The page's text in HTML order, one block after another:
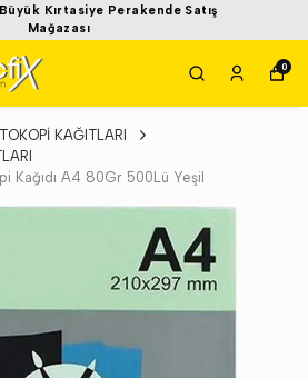
Kırtasiye Perakende Satış
Mağazası
0
KAĞITLARI
Kağıdı A4 80Gr 500Lü Yeşil